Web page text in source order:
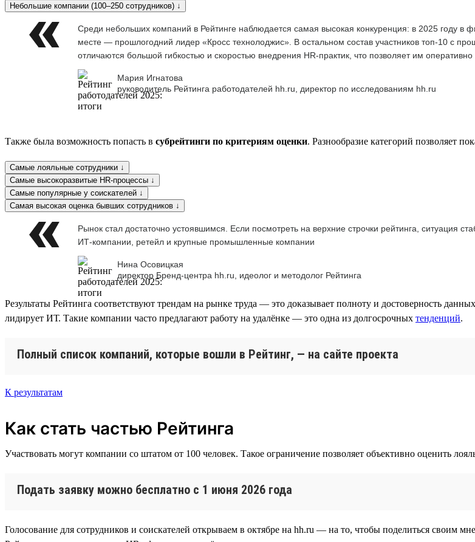
Небольшие компании (100–250 сотрудников) ↓
Среди небольших компаний в Рейтинге наблюдается самая высокая конкуренция: в 2025 году
месте — прошлогодний лидер «Кросс технолоджис». В остальном состав участников топ-10 с
отличаются большой гибкостью и скоростью внедрения HR-практик, что позволяет им
Мария Игнатова
руководитель Рейтинга работодателей hh.ru, директор по исследованиям hh.ru
Также была возможность попасть в субрейтинги по критериям оценки. Разнообразие категорий позволяет
Самые лояльные сотрудники ↓
Самые высокоразвитые HR-процессы ↓
Самые популярные у соискателей ↓
Самая высокая оценка бывших сотрудников ↓
Рынок стал достаточно устоявшимся. Если посмотреть на верхние строчки рейтинга, ситуация
ИТ-компании, ретейл и крупные промышленные компании
Нина Осовицкая
директор Бренд-центра hh.ru, идеолог и методолог Рейтинга
Результаты Рейтинга соответствуют трендам на рынке труда — это доказывает полноту и достоверность
лидирует ИТ. Такие компании часто предлагают работу на удалёнке — это одна из долгосрочных тенденций.
Полный список компаний, которые вошли в Рейтинг, — на сайте проекта
К результатам
Как стать частью Рейтинга
Участвовать могут компании со штатом от 100 человек. Такое ограничение позволяет объективно оценить
Подать заявку можно бесплатно с 1 июня 2026 года
Голосование для сотрудников и соискателей открываем в октябре на hh.ru — на то, чтобы поделиться своим